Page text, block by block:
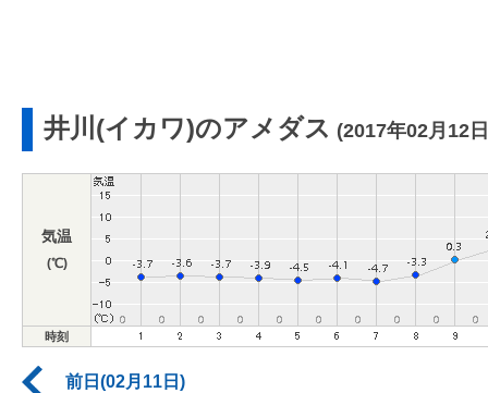
井川(イカワ)のアメダス (2017年02月12
気温
(℃)
時刻
前日(02月11日)